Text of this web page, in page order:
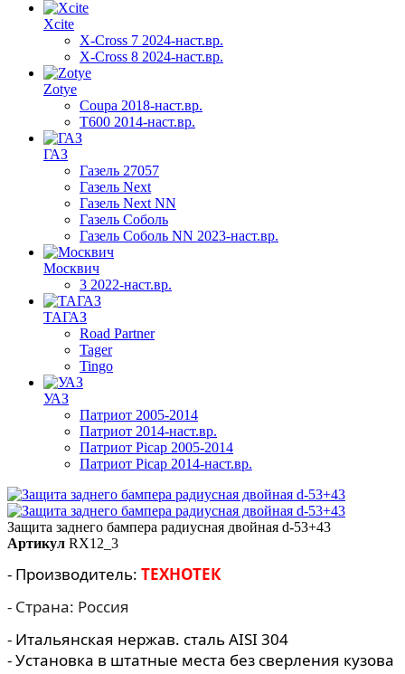
Xcite
X-Cross 7 2024-наст.вр.
X-Cross 8 2024-наст.вр.
Zotye
Coupa 2018-наст.вр.
T600 2014-наст.вр.
ГАЗ
Газель 27057
Газель Next
Газель Next NN
Газель Соболь
Газель Соболь NN 2023-наст.вр.
Москвич
3 2022-наст.вр.
ТАГАЗ
Road Partner
Tager
Tingo
УАЗ
Патриот 2005-2014
Патриот 2014-наст.вр.
Патриот Picap 2005-2014
Патриот Picap 2014-наст.вр.
Защита заднего бампера радиусная двойная d-53+43
Артикул RX12_3
- Производитель: ТЕХНОТЕК
- Страна: Россия
- Итальянская нержав. сталь AISI 304
- Установка в штатные места без сверления кузова